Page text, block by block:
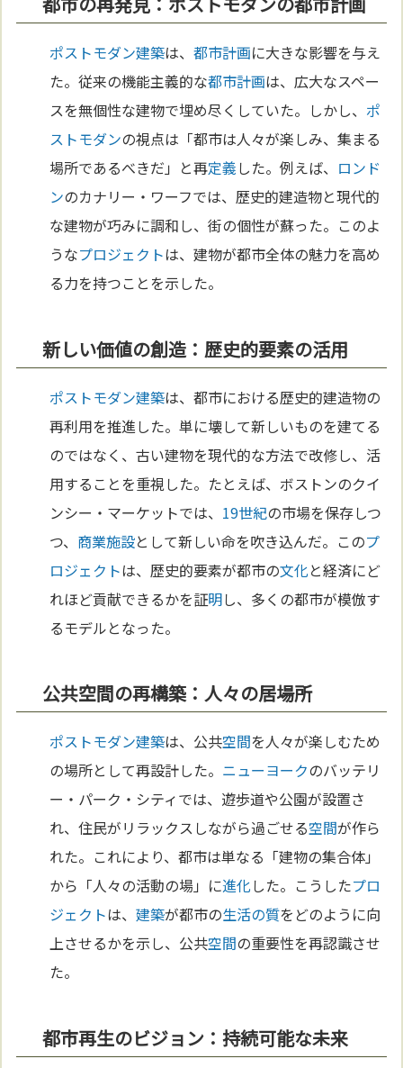
ポストモダン建築は、都市計画に大きな影響を与え
た。従来の機能主義的な都市計画は、広大なスペー
スを無個性な建物で埋め尽くしていた。しかし、 ポ
ストモダンの視点は「都市は人々が楽しみ、集まる
場所であるべきだ」と再定義した。例えば、 ロンド
ンのカナリー・ワーフでは、歴史的建造物と現代的
な建物が巧みに調和し、街の個性が蘇った。このよ
うなプロジェクトは、建物が都市全体の魅力を高め
る力を持つことを示した。
新しい価値の創造：歴史的要素の活用
ポストモダン建築は、都市における歴史的建造物の
再利用を推進した。単に壊して新しいものを建てる
のではなく、古い建物を現代的な方法で改修し、活
用することを重視した。たとえば、ボストンのクイ
ンシー・マーケットでは、 19世紀の市場を保存しつ
つ、 商業施設として新しい命を吹き込んだ。このプ
ロジェクトは、歴史的要素が都市の文化と経済にど
れほど貢献できるかを証明し、多くの都市が模倣す
るモデルとなった。
公共空間の再構築：人々の居場所
ポストモダン建築は、公共空間を人々が楽しむため
の場所として再設計した。 ニューヨークのバッテリ
ー・パーク・シティでは、遊歩道や公園が設置さ
れ、住民がリラックスしながら過ごせる空間が作ら
れた。これにより、都市は単なる「建物の集合体」
から「人々の活動の場」に進化した。こうしたプロ
ジェクトは、建築が都市の生活の質をどのように向
上させるかを示し、公共空間の重要性を再認識させ
た。
都市再生のビジョン：持続可能な未来